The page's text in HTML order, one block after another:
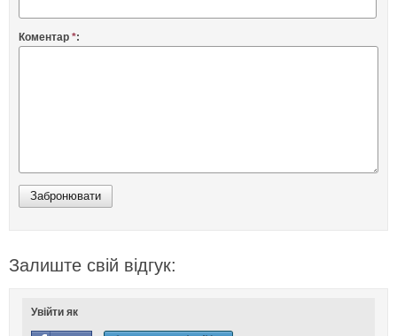
Коментар *:
Залиште свій відгук:
Увійти як